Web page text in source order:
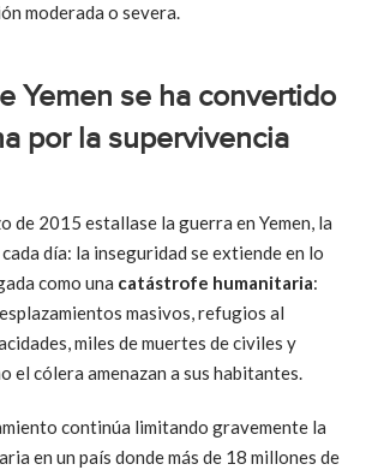
moderada o severa.
Yemen se ha convertido
por la supervivencia
de 2015 estallase la guerra en Yemen, la
día: la inseguridad se extiende en lo
como una catástrofe humanitaria:
masivos, refugios al
miles de muertes de civiles y
el cólera amenazan a sus habitantes.
continúa limitando gravemente la
en un país donde más de 18 millones de